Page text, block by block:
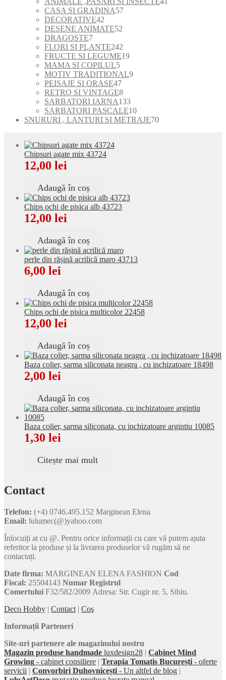
produse
CASA SI GRADINA5757
DECORATIVE42
de
DESENE ANIMATE52
produse
DRAGOSTE77
produse
FLORI SI PLANTE242
de
FRUCTE SI LEGUME1919
MAMA SI COPILUL55
produse
MOTIV TRADITIONAL99
PEISAJE SI ORASE4747
de
produse
RETRO SI VINTAGE88
produse
SARBATORI IARNA133133
de
produse
SARBATORI PASCALE1010
produse
SNURURI , LANTURI SI METRAJE7070
Chipsuri agate mix 43724
12,00 lei
Adaugă în coș
Chips ochi de pisica alb 43723
12,00 lei
Adaugă în coș
perle din rășină acrilică maro 43713
6,00 lei
Adaugă în coș
Chips ochi de pisica multicolor 22458
12,00 lei
Adaugă în coș
Baza colier, sarma siliconata neagra , cu inchizatoare 18498
2,00 lei
Adaugă în coș
Baza colier, sarma siliconata, cu inchizatoare argintiu 10085
1,30 lei
Citește mai mult
Contact
Telefon: (+4) 0746.495.152 Marginean Elena
Email: lulumec(@)yahoo.com
Înlocuiți at cu @. Pentru orice informații cu care vă putem ajuta
referitor la produse și la livrarea produselor vă rugăm să ne
contactați.
Date firma: MARGINEAN ELENA FASHION Cod
Fiscal: 25504143 Numar Registrul
Comertului F32/582/2009 Adresa: Str. Cugir nr. 5, Sibiu.
Deco Hobby | Contact | Coş
Informații Parteneri
Site-uri partenere ale magazinului nostru
Magazin produse handmade luxdesign28 | Cabinet Mind
Growing - cabinet consiliere | Terapia Tomatis București - oferte
servicii | Convorbiri Duhovnicești - Un altfel de blog |